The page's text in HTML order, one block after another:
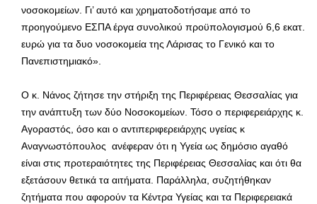
νοσοκομείων. Γι’ αυτό και χρηματοδοτήσαμε από το
προηγούμενο ΕΣΠΑ έργα συνολικού προϋπολογισμού 6,6 εκατ.
ευρώ για τα δυο νοσοκομεία της Λάρισας το Γενικό και το
Πανεπιστημιακό».
Ο κ. Νάνος ζήτησε την στήριξη της Περιφέρειας Θεσσαλίας για
την ανάπτυξη των δύο Νοσοκομείων. Τόσο ο περιφερειάρχης κ.
Αγοραστός, όσο και ο αντιπεριφερειάρχης υγείας κ
Αναγνωστόπουλος ανέφεραν ότι η Υγεία ως δημόσιο αγαθό
είναι στις προτεραιότητες της Περιφέρειας Θεσσαλίας και ότι θα
εξετάσουν θετικά τα αιτήματα. Παράλληλα, συζητήθηκαν
ζητήματα που αφορούν τα Κέντρα Υγείας και τα Περιφερειακά